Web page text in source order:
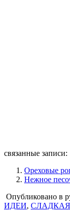
связанные записи:
Ореховые
Нежное
Опубликовано в
ИДЕИ,